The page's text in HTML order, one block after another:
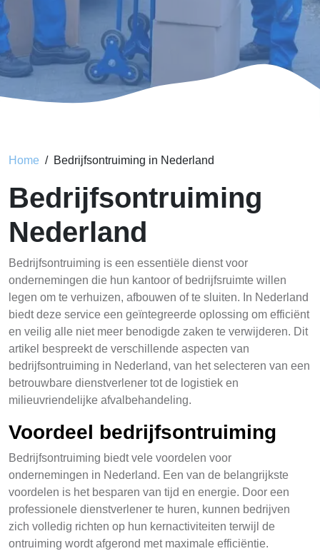
Home Bedrijfsontruiming in Nederland
Bedrijfsontruiming
Nederland
Bedrijfsontruiming is een essentiële dienst voor
ondernemingen die hun kantoor of bedrijfsruimte willen
legen om te verhuizen, afbouwen of te sluiten. In Nederland
biedt deze service een geïntegreerde oplossing om efficiënt
en veilig alle niet meer benodigde zaken te verwijderen. Dit
artikel bespreekt de verschillende aspecten van
bedrijfsontruiming in Nederland, van het selecteren van een
betrouwbare dienstverlener tot de logistiek en
milieuvriendelijke afvalbehandeling.
Voordeel bedrijfsontruiming
Bedrijfsontruiming biedt vele voordelen voor
ondernemingen in Nederland. Een van de belangrijkste
voordelen is het besparen van tijd en energie. Door een
professionele dienstverlener te huren, kunnen bedrijven
zich volledig richten op hun kernactiviteiten terwijl de
ontruiming wordt afgerond met maximale efficiëntie.